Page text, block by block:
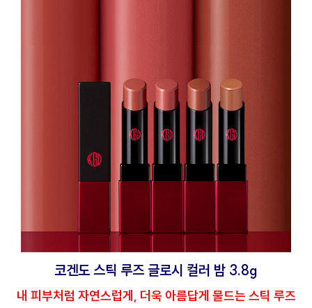
코겐도 스틱 루즈 글로시 컬러 밤 3.8g
내 피부처럼 자연스럽게, 더욱 아름답게 물드는 스틱 루즈